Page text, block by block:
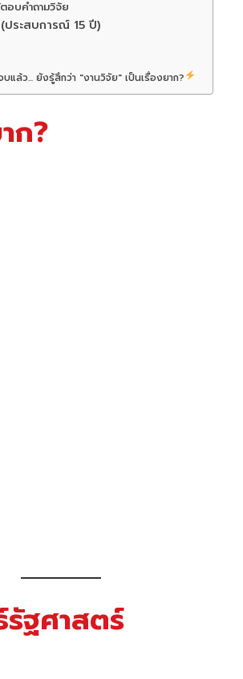
อบคำถามวิจัย
ระสบการณ์ 15 ปี)
บแล้ว... ยังรู้สึกว่า "งานวิจัย" เป็นเรื่องยาก?
ก?
ฐศาสตร์